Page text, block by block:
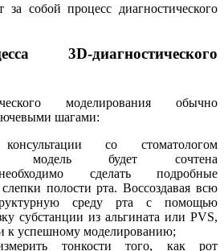
собой процесс диагностического
3D-диагностического
моделирования обычно
шагами:
со стоматологом
модель будет сочтена
сделать подробные
слепки полости рта. Воссоздавая всю
среду рта с помощью
субстанции из альгината или PVS,
к успешному моделированию;
тонкости того, как рот